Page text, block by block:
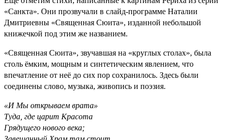
«Санкта». Они прозвучали в слайд-программе Наталии
Дмитриевны «Священная Сюита», изданной небольшой
книжечкой под этим же названием.
«Священная Сюита», звучавшая на «круглых столах», была
столь ёмким, мощным и синтетическим явлением, что
впечатление от неё до сих пор сохранилось. Здесь были
соединены слово, музыка, живопись и поэзия.
«И Мы открываем врата»
Туда, где царит Красота
Грядущего нового века;